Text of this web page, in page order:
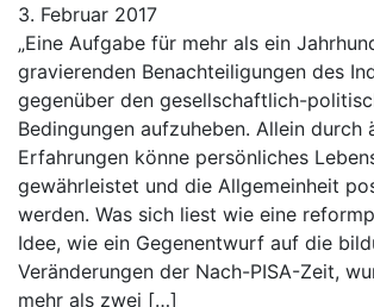
3. Februar 2017
„Eine Aufgabe für mehr als ein
gravierenden Benachteiligungen des
gegenüber den gesellschaftlich-
Bedingungen aufzuheben. Allein durch
Erfahrungen könne persönliches
gewährleistet und die Allgemeinheit
werden. Was sich liest wie eine
Idee, wie ein Gegenentwurf auf die
Veränderungen der Nach-PISA-Zeit,
mehr als zwei […]